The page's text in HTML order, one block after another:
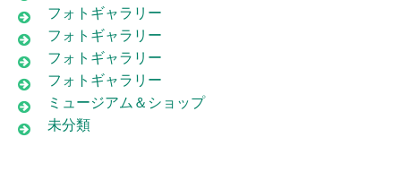
フォトギャラリー
フォトギャラリー
フォトギャラリー
フォトギャラリー
ミュージアム＆ショップ
未分類